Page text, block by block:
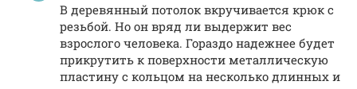
В деревянный потолок вкручивается крюк с
резьбой. Но он вряд ли выдержит вес
взрослого человека. Гораздо надежнее будет
прикрутить к поверхности металлическую
пластину с кольцом на несколько длинных и